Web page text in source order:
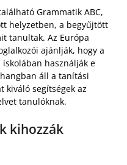
Grammatik ABC,
helyzetben, a begyűjtött
tanultak. Az Európa
ajánlják, hogy a
használják e
áll a tanítási
kiváló segítségek az
tanulóknak.
kihozzák